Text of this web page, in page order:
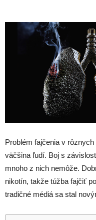
Problém fajčenia v
väčšina ľudí. Boj s
mnoho z nich nemôže.
nikotín, takže túžba fajčiť
tradičné médiá sa stal